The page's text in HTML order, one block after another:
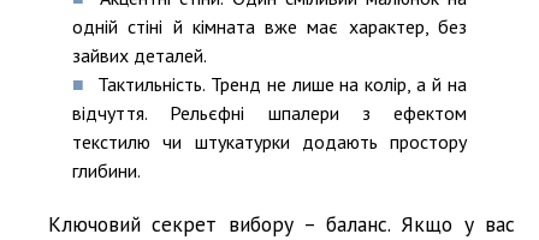
одній стіні й кімната вже має характер, без
зайвих деталей.
Тактильність. Тренд не лише на колір, а й на
відчуття. Рельєфні шпалери з ефектом
текстилю чи штукатурки додають простору
глибини.
Ключовий секрет вибору – баланс. Якщо у вас